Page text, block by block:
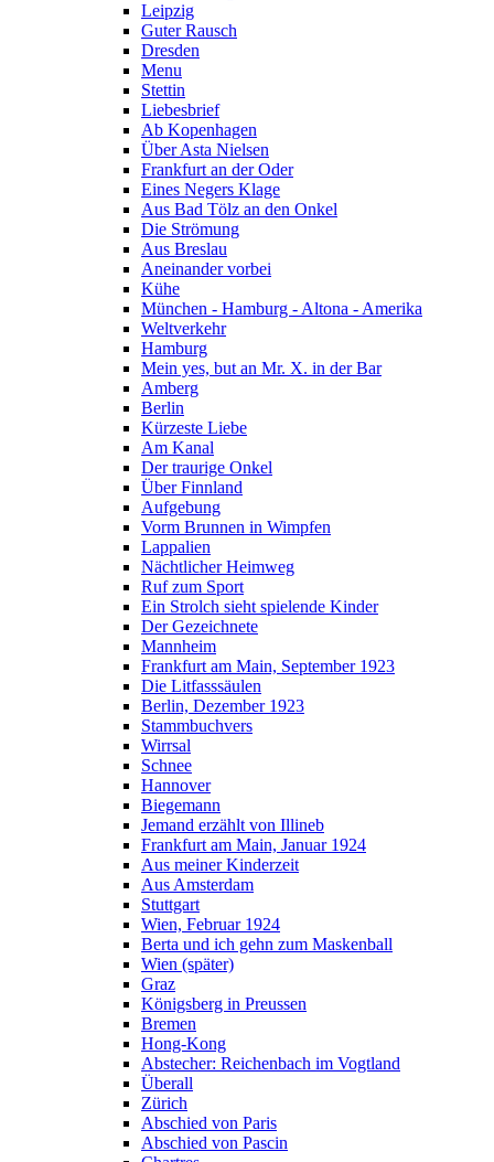
Leipzig
Guter Rausch
Dresden
Menu
Stettin
Liebesbrief
Ab Kopenhagen
Über Asta Nielsen
Frankfurt an der Oder
Eines Negers Klage
Aus Bad Tölz an den Onkel
Die Strömung
Aus Breslau
Aneinander vorbei
Kühe
München - Hamburg - Altona - Amerika
Weltverkehr
Hamburg
Mein yes, but an Mr. X. in der Bar
Amberg
Berlin
Kürzeste Liebe
Am Kanal
Der traurige Onkel
Über Finnland
Aufgebung
Vorm Brunnen in Wimpfen
Lappalien
Nächtlicher Heimweg
Ruf zum Sport
Ein Strolch sieht spielende Kinder
Der Gezeichnete
Mannheim
Frankfurt am Main, September 1923
Die Litfasssäulen
Berlin, Dezember 1923
Stammbuchvers
Wirrsal
Schnee
Hannover
Biegemann
Jemand erzählt von Illineb
Frankfurt am Main, Januar 1924
Aus meiner Kinderzeit
Aus Amsterdam
Stuttgart
Wien, Februar 1924
Berta und ich gehn zum Maskenball
Wien (später)
Graz
Königsberg in Preussen
Bremen
Hong-Kong
Abstecher: Reichenbach im Vogtland
Überall
Zürich
Abschied von Paris
Abschied von Pascin